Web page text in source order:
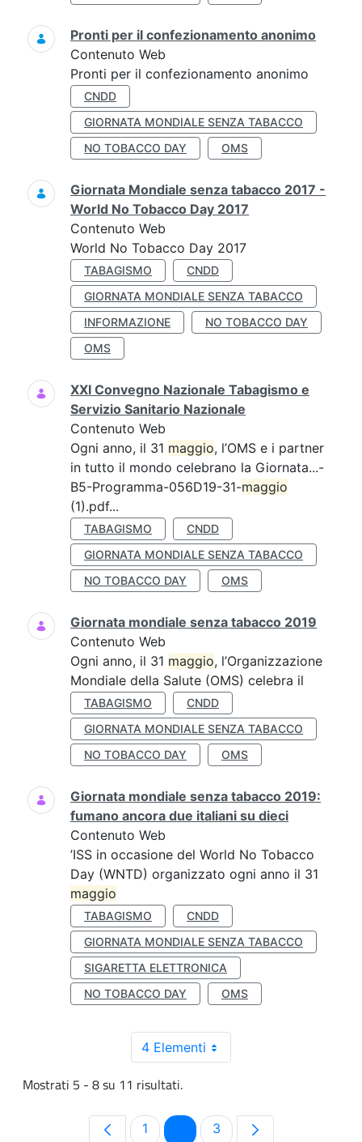
Pronti per il confezionamento anonimo
Contenuto Web
Pronti per il confezionamento anonimo
CNDD
GIORNATA MONDIALE SENZA TABACCO
NO TOBACCO DAY
OMS
Giornata Mondiale senza tabacco 2017 -
World No Tobacco Day 2017
Contenuto Web
World No Tobacco Day 2017
TABAGISMO
CNDD
GIORNATA MONDIALE SENZA TABACCO
INFORMAZIONE
NO TOBACCO DAY
OMS
XXI Convegno Nazionale Tabagismo e
Servizio Sanitario Nazionale
Contenuto Web
Ogni anno, il 31 maggio, l’OMS e i partner
in tutto il mondo celebrano la Giornata...-
B5-Programma-056D19-31-maggio
(1).pdf...
TABAGISMO
CNDD
GIORNATA MONDIALE SENZA TABACCO
NO TOBACCO DAY
OMS
Giornata mondiale senza tabacco 2019
Contenuto Web
Ogni anno, il 31 maggio, l’Organizzazione
Mondiale della Salute (OMS) celebra il
TABAGISMO
CNDD
GIORNATA MONDIALE SENZA TABACCO
NO TOBACCO DAY
OMS
Giornata mondiale senza tabacco 2019:
fumano ancora due italiani su dieci
Contenuto Web
’ISS in occasione del World No Tobacco
Day (WNTD) organizzato ogni anno il 31
maggio
TABAGISMO
CNDD
GIORNATA MONDIALE SENZA TABACCO
SIGARETTA ELETTRONICA
NO TOBACCO DAY
OMS
4 Elementi
Mostrati 5 - 8 su 11 risultati.
Pagina
1 PaginaPagina
3